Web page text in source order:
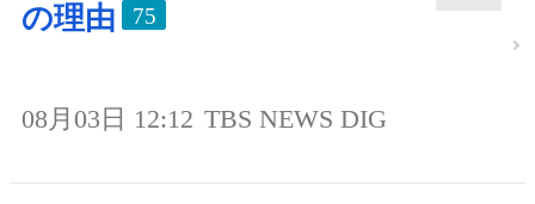
の理由
75
08月03日 12:12 TBS NEWS DIG